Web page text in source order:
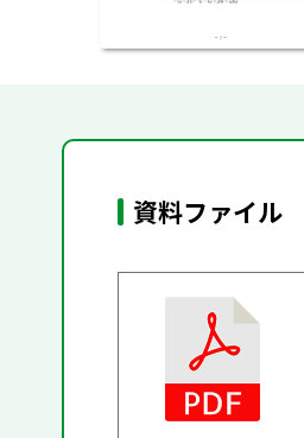
資料ファイル